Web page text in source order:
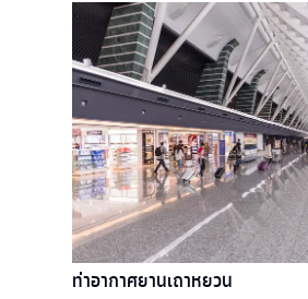
ท่าอากาศยานเถาหยวน